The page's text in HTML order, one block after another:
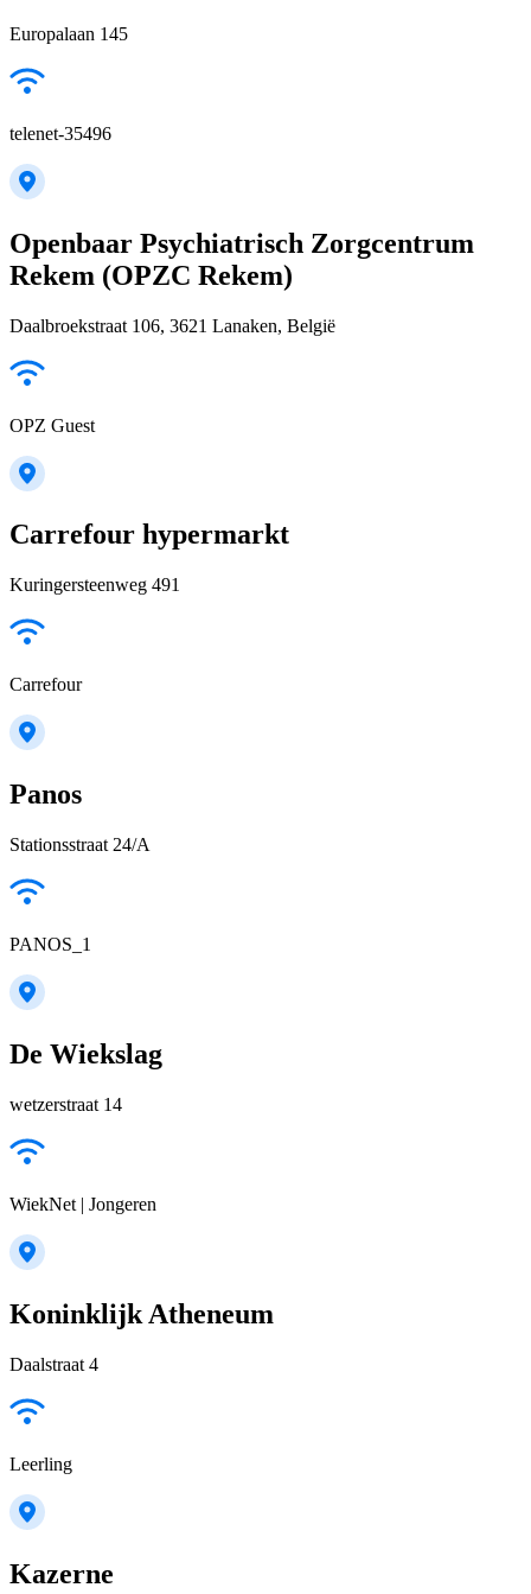
Europalaan 145
telenet-35496
Openbaar Psychiatrisch Zorgcentrum
Rekem (OPZC Rekem)
Daalbroekstraat 106, 3621 Lanaken, België
OPZ Guest
Carrefour hypermarkt
Kuringersteenweg 491
Carrefour
Panos
Stationsstraat 24/A
PANOS_1
De Wiekslag
wetzerstraat 14
WiekNet | Jongeren
Koninklijk Atheneum
Daalstraat 4
Leerling
Kazerne